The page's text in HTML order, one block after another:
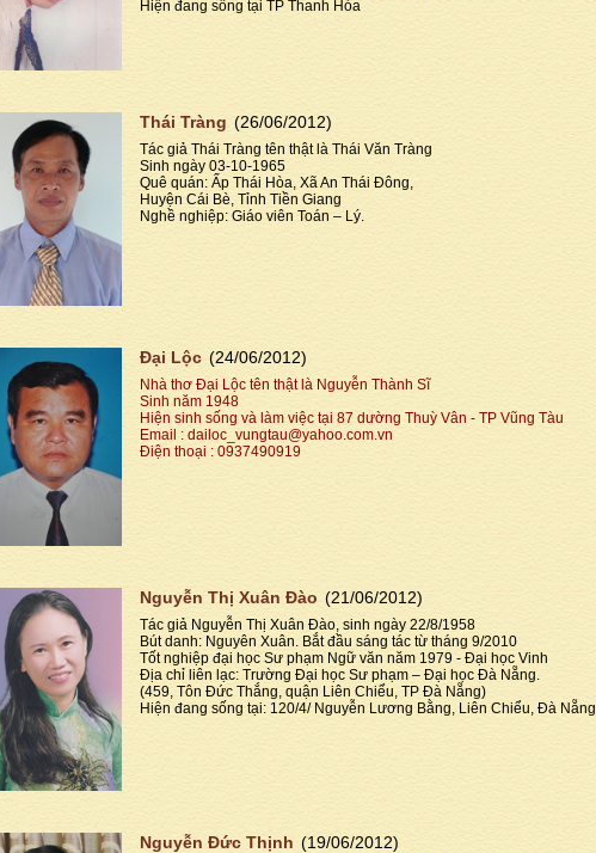
Hiện đang sống tại TP Thanh Hóa
Thái Tràng (26/06/2012)
Tác giả Thái Tràng tên thật là Thái Văn Tràng
Sinh ngày 03-10-1965
Quê quán: Ấp Thái Hòa, Xã An Thái Đông,
Huyện Cái Bè, Tỉnh Tiền Giang
Nghề nghiệp: Giáo viên Toán – Lý.
Đại Lộc (24/06/2012)
Nhà thơ Đại Lộc tên thật là Nguyễn Thành Sĩ
Sinh năm 1948
Hiện sinh sống và làm việc tại 87 dường Thuỳ Vân - TP Vũng Tàu
Email : dailoc_vungtau@yahoo.com.vn
Điện thoại : 0937490919
Nguyễn Thị Xuân Đào (21/06/2012)
Tác giả Nguyễn Thị Xuân Đào, sinh ngày 22/8/1958
Bút danh: Nguyên Xuân. Bắt đầu sáng tác từ tháng 9/2010
Tốt nghiệp đại học Sư phạm Ngữ văn năm 1979 - Đại học Vinh
Địa chỉ liên lạc: Trường Đại học Sư phạm – Đại học Đà Nẵng.
(459, Tôn Đức Thắng, quận Liên Chiểu, TP Đà Nẵng)
Hiện đang sống tại: 120/4/ Nguyễn Lương Bằng, Liên Chiểu, Đà Nẵng
Nguyễn Đức Thịnh (19/06/2012)